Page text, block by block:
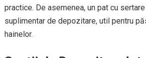
practice. De asemenea, un pat cu
suplimentar de depozitare, util pentru
hainelor.